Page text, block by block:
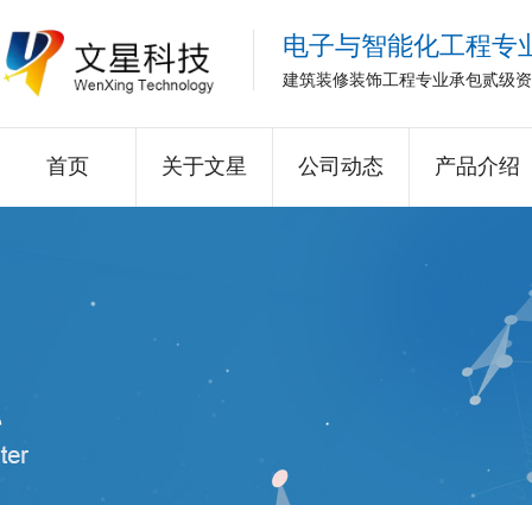
电子与智能化工程专
建筑装修装饰工程专业承包贰级
首页 关于文星 公司动态 产品介绍